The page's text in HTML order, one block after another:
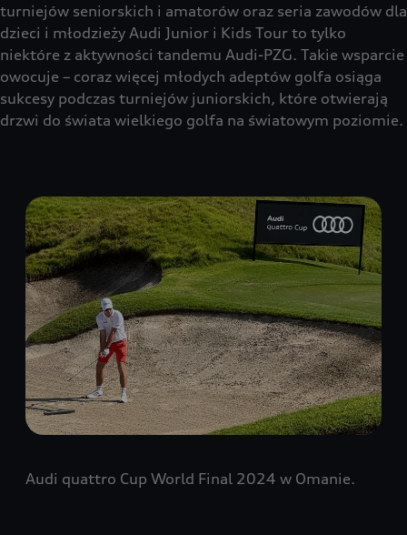
turniejów seniorskich i amatorów oraz seria zawodów dla
dzieci i młodzieży Audi Junior i Kids Tour to tylko
niektóre z aktywności tandemu Audi-PZG. Takie wsparcie
owocuje – coraz więcej młodych adeptów golfa osiąga
sukcesy podczas turniejów juniorskich, które otwierają
drzwi do świata wielkiego golfa na światowym poziomie.
Audi quattro Cup World Final 2024 w Omanie.